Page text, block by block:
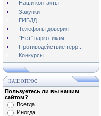
Наши контакты
Закупки
ГИБДД
Телефоны доверия
"Нет" наркотикам!
Противодействие терр...
Конкурсы
НАШ ОПРОС
Пользуетесь ли вы нашим
сайтом?
Всегда
Иногда